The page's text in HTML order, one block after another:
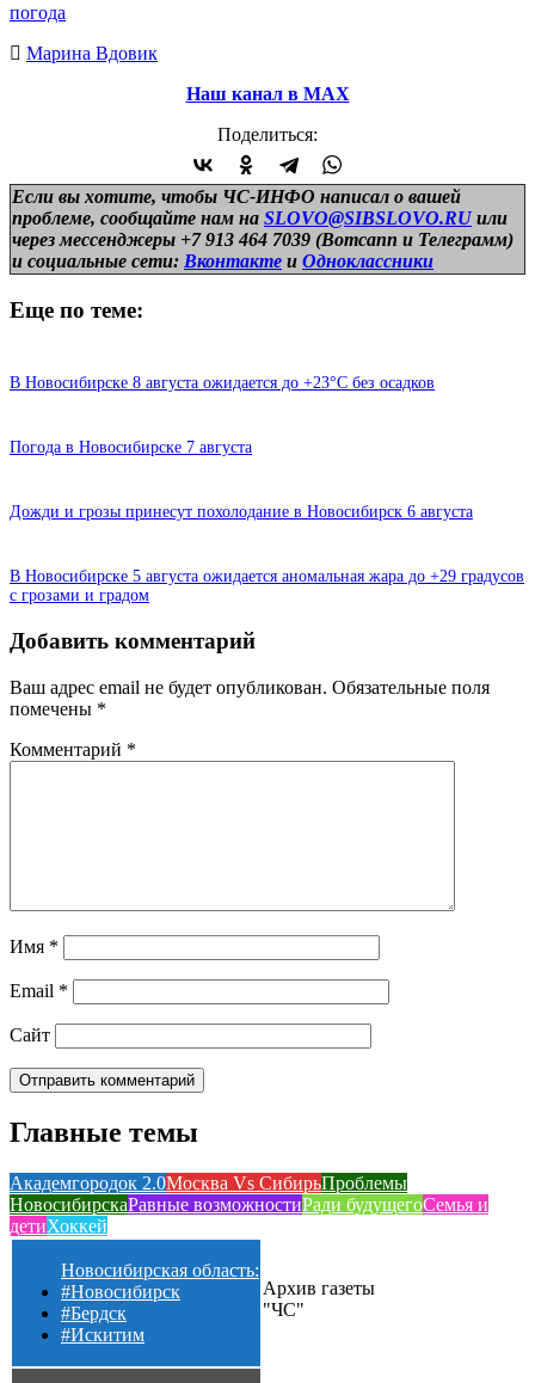
погода
Марина Вдовик
Наш канал в МАХ
Поделиться:
Если вы хотите, чтобы ЧС-ИНФО написал о вашей
проблеме, сообщайте нам на SLOVO@SIBSLOVO.RU или
через мессенджеры +7 913 464 7039 (Вотсапп и Телеграмм)
и социальные сети: Вконтакте и Одноклассники
Еще по теме:
В Новосибирске 8 августа ожидается до +23°C без осадков
Погода в Новосибирске 7 августа
Дожди и грозы принесут похолодание в Новосибирск 6 августа
В Новосибирске 5 августа ожидается аномальная жара до +29 градусов
с грозами и градом
Добавить комментарий
Ваш адрес email не будет опубликован. Обязательные поля
помечены *
Комментарий *
Имя *
Email *
Сайт
Главные темы
Академгородок 2.0Москва Vs СибирьПроблемы
НовосибирскаРавные возможностиРади будущегоСемья и
детиХоккей
Новосибирская область:
#Новосибирск
#Бердск
#Искитим
Архив газеты
"ЧС"